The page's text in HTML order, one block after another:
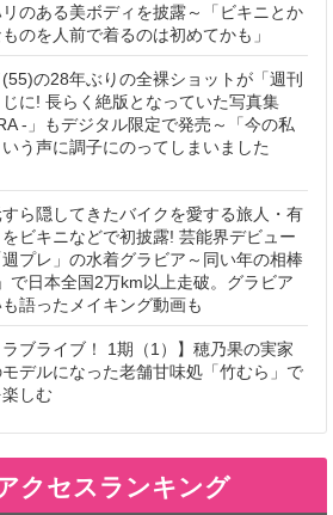
のある美ボディを披露～「ビキニとか
のを人前で着るのは初めてかも」
の28年ぶりの全裸ショットが「週刊
に! 長らく絶版となっていた写真集
-」もデジタル限定で発売～「今の私
う声に調子にのってしまいました
ら隠してきたバイクを愛する旅人・有
ビキニなどで初披露! 芸能界デビュー
プレ」の水着グラビア～同い年の相棒
で日本全国2万km以上走破。グラビア
語ったメイキング動画も
ラブライブ！ 1期（1）】穂乃果の実家
モデルになった老舗甘味処「竹むら」で
しむ
クセスランキング